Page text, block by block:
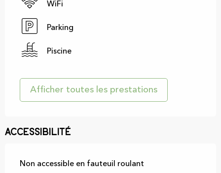
WiFi
Parking
Piscine
Afficher toutes les prestations
Accessibilité
Non accessible en fauteuil roulant